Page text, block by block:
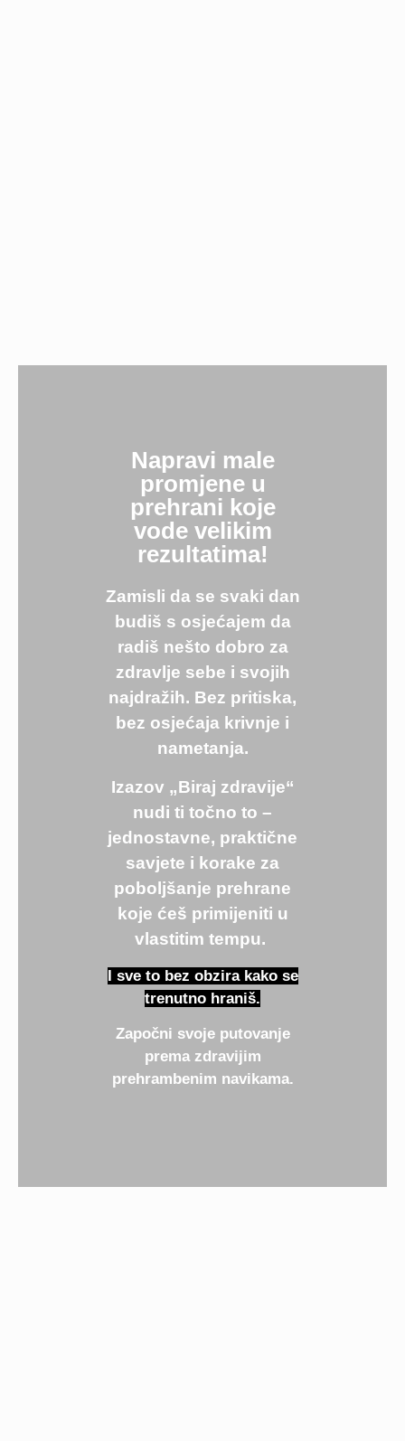
Napravi male
promjene u
prehrani koje
vode velikim
rezultatima!
Zamisli da se svaki dan
budiš s osjećajem da
radiš nešto dobro za
zdravlje sebe i svojih
najdražih. Bez pritiska,
bez osjećaja krivnje i
nametanja.
Izazov „Biraj zdravije“
nudi ti točno to –
jednostavne, praktične
savjete i korake za
poboljšanje prehrane
koje ćeš primijeniti u
vlastitim tempu.
I sve to bez obzira kako se
trenutno hraniš.
Započni svoje putovanje
prema zdravijim
prehrambenim navikama.